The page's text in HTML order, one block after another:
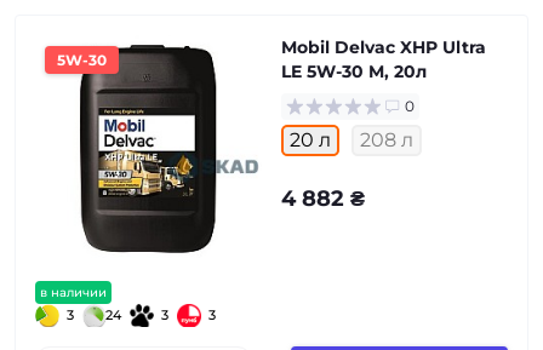
5W-30
в наличии
3 24 3 3
Mobil Delvac XHP Ultra
LE 5W-30 M, 20л
0
20 л 208 л
4 882 ₴